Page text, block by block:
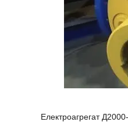
Електроагрегат